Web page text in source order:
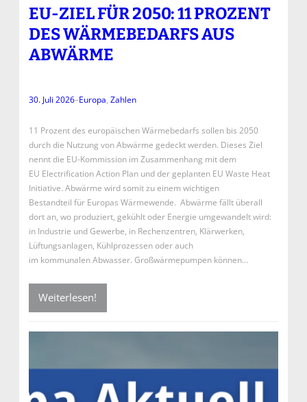
EU-ZIEL FÜR 2050: 11 PROZENT
DES WÄRMEBEDARFS AUS
ABWÄRME
30. Juli 2026–Europa, Zahlen
11 Prozent des europäischen Wärmebedarfs sollen bis 2050
durch die Nutzung von Abwärme gedeckt werden. Dieses Ziel
nennt die EU-Kommission im Zusammenhang mit dem
EU Electrification Action Plan und der geplanten EU Waste Heat
Initiative. Abwärme wird somit zu einem wichtigen
Bestandteil für Europas Wärmewende. Abwärme fällt überall
dort an, wo produziert, gekühlt oder Energie umgewandelt wird:
in Industrie und Gewerbe, in Rechenzentren, Klärwerken,
Lüftungsanlagen, Kühlprozessen oder auch
im kommunalen Abwasser. Großwärmepumpen können…
Weiterlesen!